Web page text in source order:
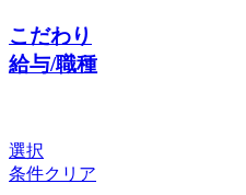
こだわり
給与/職種
選択
条件クリア